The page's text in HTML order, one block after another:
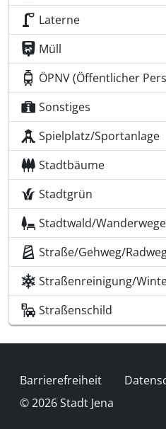
Laterne
Müll
ÖPNV (Öffentlicher
Sonstiges
Spielplatz/Sportanlage
Stadtbäume
Stadtgrün
Stadtwald/Wanderwege
Straße/Gehweg/
Straßenreinigung/
Straßenschild
Fußzeile
Barrierefreiheit
© 2026 Stadt Jena